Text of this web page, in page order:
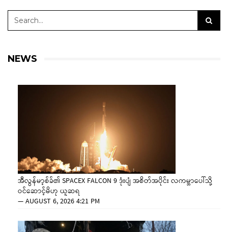
NEWS
အီလွန်မာ့စ်ခ်၏ SPACEX FALCON 9 ဒုံးပျံ အစိတ်အပိုင်း လကမ္ဘာပေါ်သို့
ဝင်ဆောင့်မိဟု ယူဆရ
—AUGUST 6, 2026 4:21 PM